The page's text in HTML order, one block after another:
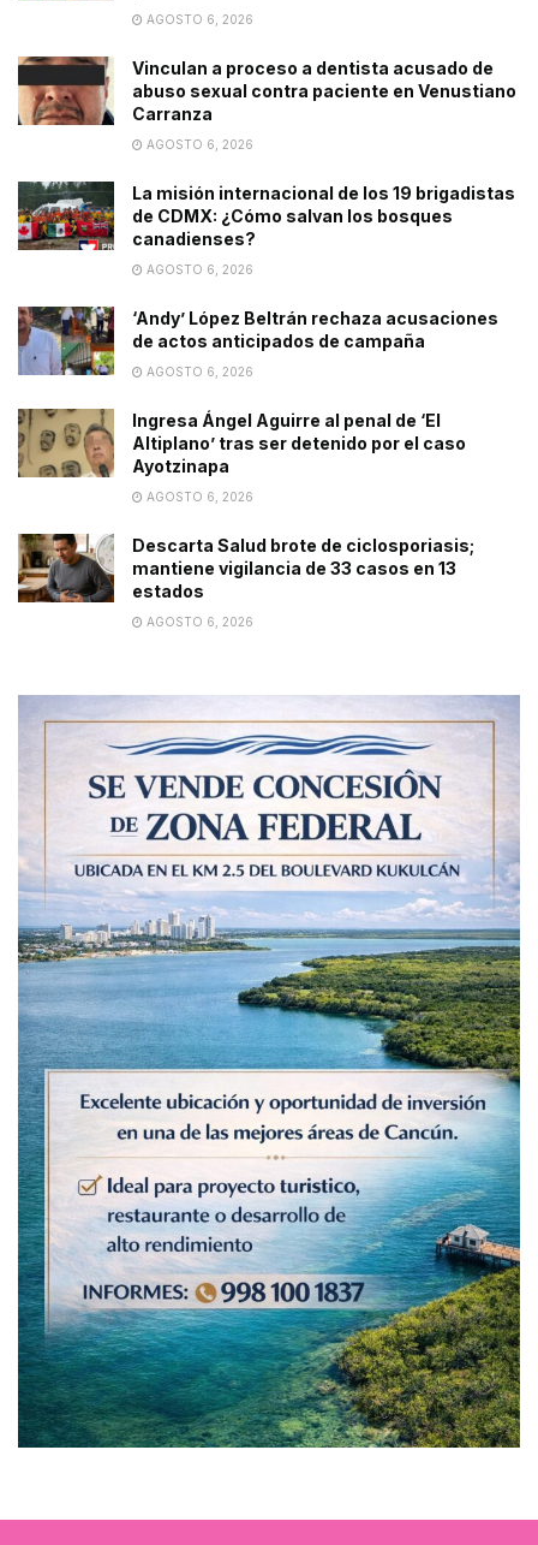
AGOSTO 6, 2026
Vinculan a proceso a dentista acusado de
abuso sexual contra paciente en Venustiano
Carranza
AGOSTO 6, 2026
La misión internacional de los 19 brigadistas
de CDMX: ¿Cómo salvan los bosques
canadienses?
AGOSTO 6, 2026
‘Andy’ López Beltrán rechaza acusaciones
de actos anticipados de campaña
AGOSTO 6, 2026
Ingresa Ángel Aguirre al penal de ‘El
Altiplano’ tras ser detenido por el caso
Ayotzinapa
AGOSTO 6, 2026
Descarta Salud brote de ciclosporiasis;
mantiene vigilancia de 33 casos en 13
estados
AGOSTO 6, 2026